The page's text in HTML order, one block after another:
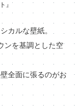
』
カルな壁紙。
ンを基調とした空
全面に張るのがお